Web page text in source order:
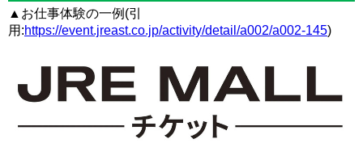
▲お仕事体験の一例(引
用:https://event.jreast.co.jp/activity/detail/a002/a002-145)